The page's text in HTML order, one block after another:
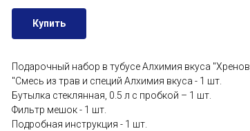
Купить
Подарочный набор в тубусе Алхимия вкуса
"Смесь из трав и специй Алхимия вкуса - 1 шт.
Бутылка стеклянная, 0.5 л с пробкой – 1 шт.
Фильтр мешок - 1 шт.
Подробная инструкция - 1 шт.